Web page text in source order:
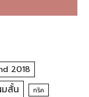
2018
สั้น ทริค